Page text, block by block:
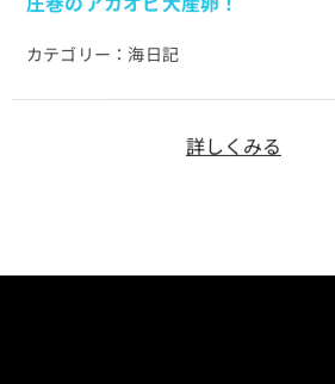
カテゴリー：海日記
詳しくみる